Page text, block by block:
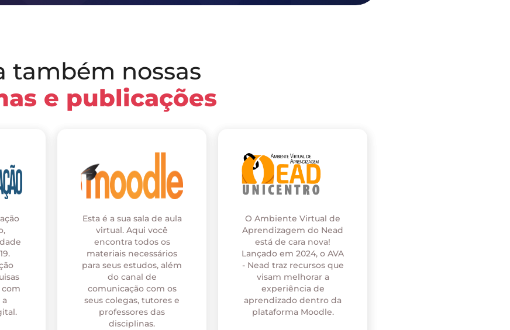
também nossas
e publicações
Esta é a sua sala de aula
virtual. Aqui você
encontra todos os
materiais necessários
para seus estudos, além
do canal de
comunicação com os
seus colegas, tutores e
professores das
disciplinas.
O Ambiente Virtual de
Aprendizagem do Nead
está de cara nova!
Lançado em 2024, o AVA
- Nead traz recursos que
visam melhorar a
experiência de
aprendizado dentro da
plataforma Moodle.